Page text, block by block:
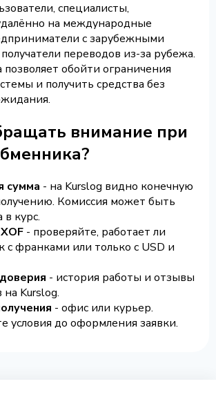
специалисты,
на международные
с зарубежными
переводов из-за рубежа.
обойти ограничения
и получить средства без
внимание при
сумма - на Kurslog видно конечную
Комиссия может быть
в курс.
- проверяйте, работает ли
с франками или только с USD и
- история работы и отзывы
на Kurslog.
- офис или курьер.
условия до оформления заявки.